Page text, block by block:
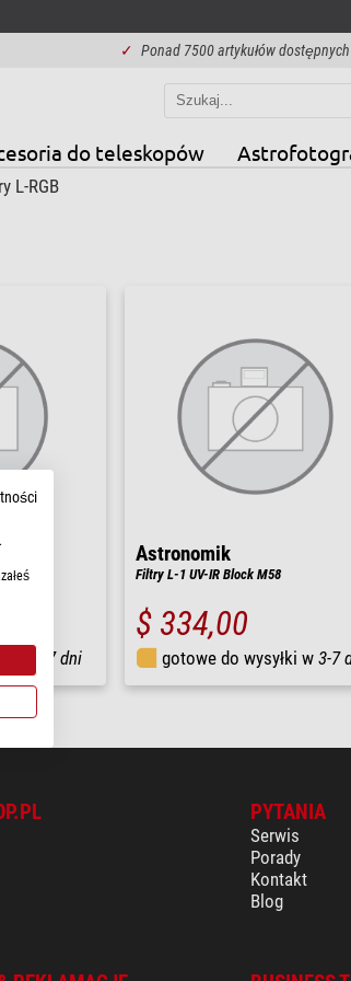
✓ Ponad 7500 artykułów
do teleskopów
L-RGB
3-7 dni
Astronomik
Filtry L-1 UV-IR Block M58
$ 334,00
gotowe do wysyłki w 3-7
PYTANIA
Serwis
Porady
Kontakt
Blog